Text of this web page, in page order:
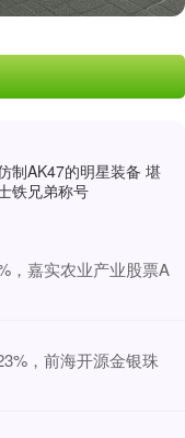
制AK47的明星装备 堪
铁兄弟称号
，嘉实农业产业股票A
，前海开源金银珠